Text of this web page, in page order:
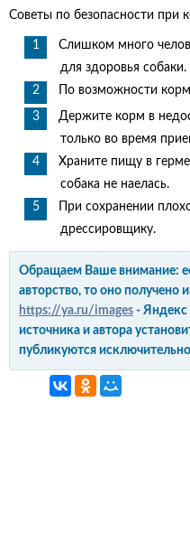
Советы по безопасности при
Слишком много
для здоровья собаки.
По возможности
Держите корм в
только во время
Храните пищу в
собака не наелась.
При сохранении
дрессировщику.
Обращаем Ваше внимание:
авторство, то оно получено
https://ya.ru/images - Яндекс
источника и автора
публикуются